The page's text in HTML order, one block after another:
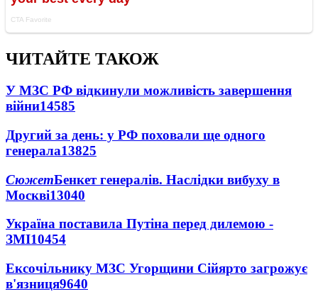
ЧИТАЙТЕ ТАКОЖ
У МЗС РФ відкинули можливість завершення
війни14585
Другий за день: у РФ поховали ще одного
генерала13825
СюжетБенкет генералів. Наслідки вибуху в
Москві13040
Україна поставила Путіна перед дилемою -
ЗМІ10454
Ексочільнику МЗС Угорщини Сійярто загрожує
в'язниця9640